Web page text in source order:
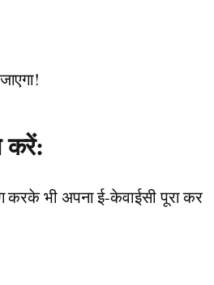
करें:
करके भी अपना ई-केवाईसी पूरा कर